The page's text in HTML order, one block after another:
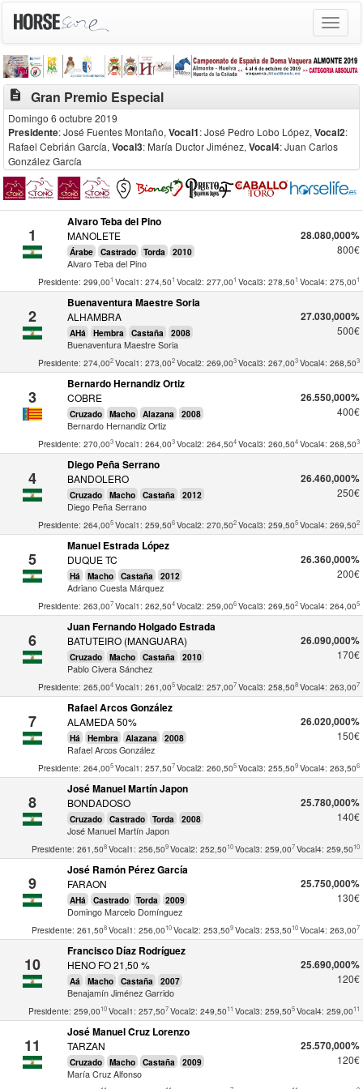
Toggle
description Gran Premio Especial
Domingo 6 octubre 2019
Presidente: José Fuentes Montaño, Vocal1: José Pedro Lobo López, Vocal2:
Rafael Cebrián García, Vocal3: María Ductor Jiménez, Vocal4: Juan Carlos
González García
1
Alvaro Teba del Pino
MANOLETE
Árabe Castrado Torda 2010
Alvaro Teba del Pino
28.080,000%
800€
Presidente: 299,001 Vocal1: 274,501 Vocal2: 277,001 Vocal3: 278,501 Vocal4: 275,001
2
Buenaventura Maestre Soria
ALHAMBRA
AHá Hembra Castaña 2008
Buenaventura Maestre Soria
27.030,000%
500€
Presidente: 274,002Vocal1: 273,002Vocal2: 269,003Vocal3: 267,003Vocal4: 268,503
3
Bernardo Hernandiz Ortiz
COBRE
Cruzado Macho Alazana 2008
Bernardo Hernandiz Ortiz
26.550,000%
400€
Presidente: 270,003Vocal1: 264,003Vocal2: 264,504Vocal3: 260,504Vocal4: 268,503
4
Diego Peña Serrano
BANDOLERO
Cruzado Macho Castaña 2012
Diego Peña Serrano
26.460,000%
250€
Presidente: 264,005Vocal1: 259,506Vocal2: 270,502Vocal3: 259,505Vocal4: 269,502
5
Manuel Estrada López
DUQUE TC
Há Macho Castaña 2012
Adriano Cuesta Márquez
26.360,000%
200€
Presidente: 263,007Vocal1: 262,504Vocal2: 259,006Vocal3: 269,502Vocal4: 264,005
6
Juan Fernando Holgado Estrada
BATUTEIRO (MANGUARA)
Cruzado Macho Castaña 2010
Pablo Civera Sánchez
26.090,000%
170€
Presidente: 265,004Vocal1: 261,005Vocal2: 257,007Vocal3: 258,508Vocal4: 263,007
7
Rafael Arcos González
ALAMEDA 50%
Há Hembra Alazana 2008
Rafael Arcos González
26.020,000%
150€
Presidente: 264,005Vocal1: 257,507Vocal2: 260,505Vocal3: 255,509Vocal4: 263,506
8
José Manuel Martín Japon
BONDADOSO
Cruzado Castrado Torda 2008
José Manuel Martín Japon
25.780,000%
140€
Presidente: 261,508Vocal1: 256,509Vocal2: 252,5010Vocal3: 259,007Vocal4: 259,5010
9
José Ramón Pérez García
FARAON
AHá Castrado Torda 2009
Domingo Marcelo Domínguez
25.750,000%
130€
Presidente: 261,508Vocal1: 256,0010Vocal2: 253,509Vocal3: 253,5010Vocal4: 263,007
10
Francisco Díaz Rodríguez
HENO FO 21,50 %
Aá Macho Castaña 2007
Benajamín Jiménez Garrido
25.690,000%
120€
Presidente: 259,0010Vocal1: 257,507Vocal2: 249,5011 Vocal3: 259,505Vocal4: 259,0011
11
José Manuel Cruz Lorenzo
TARZAN
Cruzado Macho Castaña 2009
María Cruz Alfonso
25.570,000%
120€